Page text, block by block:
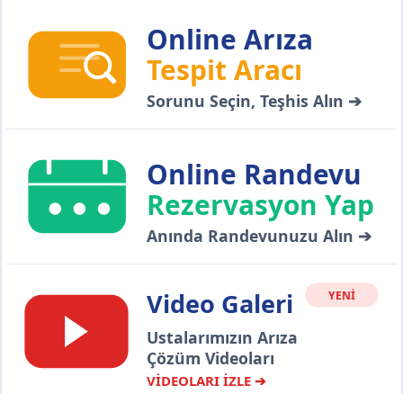
Online Arıza
Tespit Aracı
Sorunu Seçin, Teşhis Alın ➔
Online Randevu
Rezervasyon Yap
Anında Randevunuzu Alın ➔
Video Galeri YENİ
Ustalarımızın Arıza
Çözüm Videoları
VİDEOLARI İZLE ➔